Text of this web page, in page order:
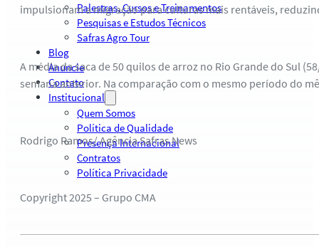
Palestras, Cursos e Treinamentos
Pesquisas e Estudos Técnicos
Safras Agro Tour
Blog
Anuncie
Contato
Institucional
Quem Somos
Política de Qualidade
Presença Internacional
Contratos
Política Privacidade
impulsionam a migração para culturas mais rentáveis,
A média da saca de 50 quilos de arroz no Rio Grande do Sul
semana anterior. Na comparação com o mesmo período do
Rodrigo Ramos/ Agência Safras News
Copyright 2025 – Grupo CMA